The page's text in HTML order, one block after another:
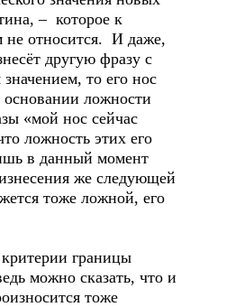
– которое к
относится. И даже,
другую фразу с
то его нос
основании ложности
«мой нос сейчас
ложность этих его
в данный момент
же следующей
тоже ложной, его
границы
можно сказать, что и
тоже